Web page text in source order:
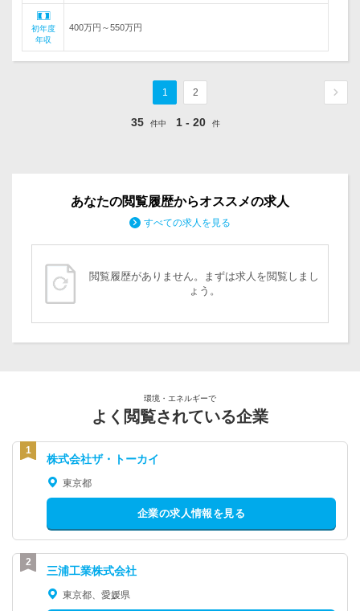
初年度
年収
400万円～550万円
1 2
35 件中 1 - 20 件
あなたの閲覧履歴からオススメの求人
すべての求人を見る
閲覧履歴がありません。まずは求人を閲覧しまし
ょう。
環境・エネルギーで
よく閲覧されている企業
株式会社ザ・トーカイ
東京都
企業の求人情報を見る
三浦工業株式会社
東京都、愛媛県